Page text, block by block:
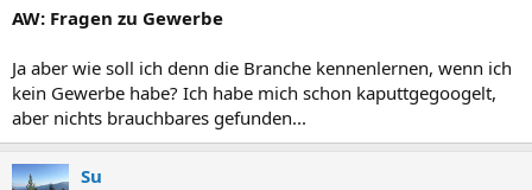
AW: Fragen zu Gewerbe
Ja aber wie soll ich denn die Branche kennenlernen, wenn ich
kein Gewerbe habe? Ich habe mich schon kaputtgegoogelt,
aber nichts brauchbares gefunden...
Su